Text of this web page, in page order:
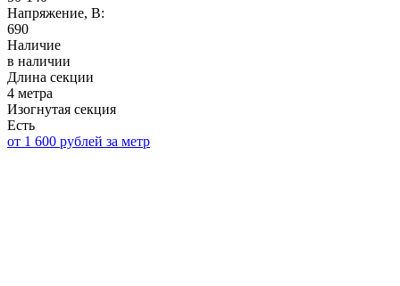
Напряжение, B:
690
Наличие
в наличии
Длина секции
4 метра
Изогнутая секция
Есть
от 1 600 рублей за метр